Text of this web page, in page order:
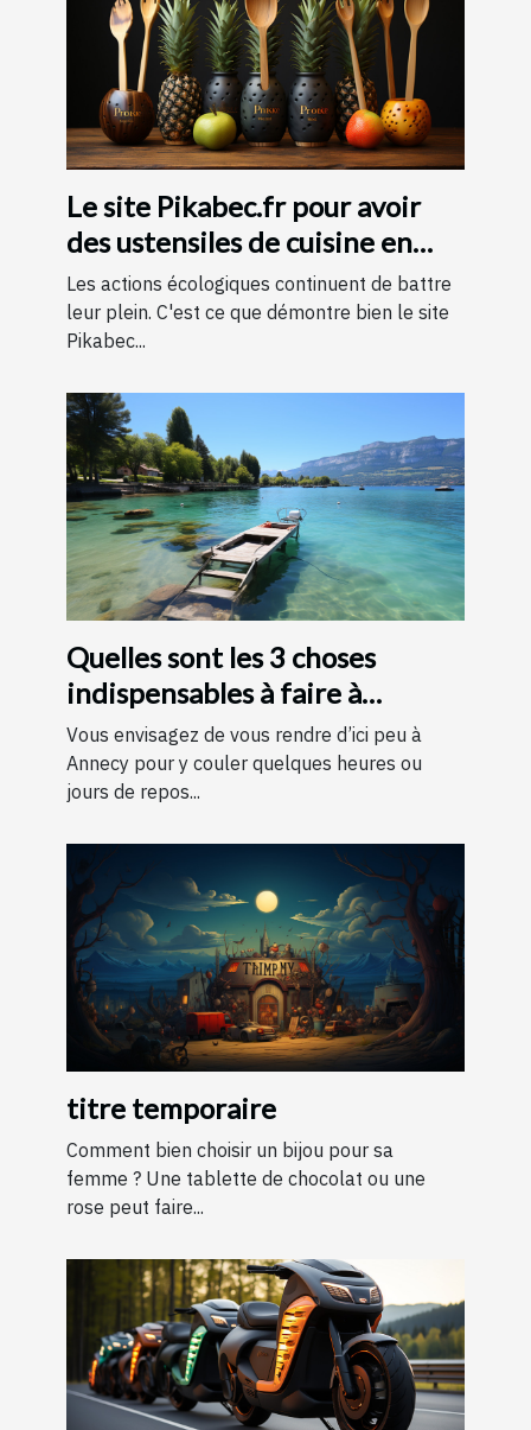
Le site Pikabec.fr pour avoir
des ustensiles de cuisine en
bois
Les actions écologiques continuent de battre
leur plein. C'est ce que démontre bien le site
Pikabec...
Quelles sont les 3 choses
indispensables à faire à
Annecy ?
Vous envisagez de vous rendre d’ici peu à
Annecy pour y couler quelques heures ou
jours de repos...
titre temporaire
Comment bien choisir un bijou pour sa
femme ? Une tablette de chocolat ou une
rose peut faire...